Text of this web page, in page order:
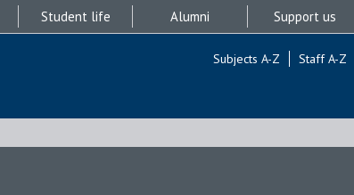
Student life Alumni Support us
Subjects A-Z Staff A-Z